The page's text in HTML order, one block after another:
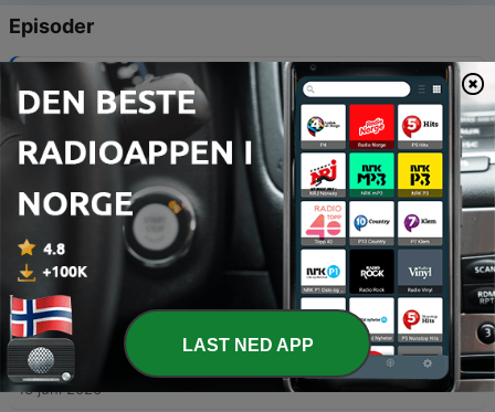
Episoder
(213) Buona estate!
01 aug. 2026
214 - (212) Ho provato ad arrampicare
213 - (211) Davvero non hai tempo?
04 juli 2026
- (210) 5 parole italiane che non si usano più
27 juni 2026
211 - (209) Cosa sto preparando per voi
13 juni 2026
LAST NED APP